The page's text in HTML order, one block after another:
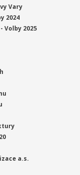
Vary
2024
Volby 2025
a.s.